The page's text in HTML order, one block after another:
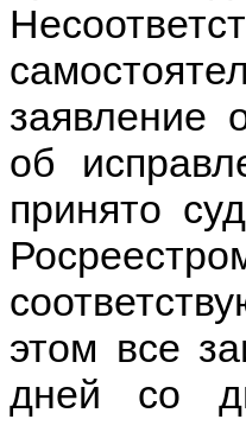
заявление
об
принято
этом все
дней со